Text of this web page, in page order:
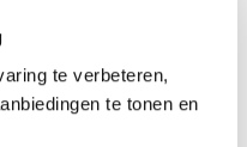
te verbeteren,
te tonen en
egale, stralende teint
ademend en ideaal